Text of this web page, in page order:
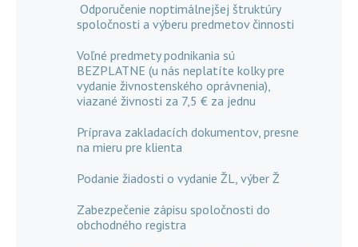
Odporučenie noptimálnejšej štruktúry
spoločnosti a výberu predmetov činnosti
Voľné predmety podnikania sú
BEZPLATNE (u nás neplatíte kolky pre
vydanie živnostenského oprávnenia),
viazané živnosti za 7,5 € za jednu
Príprava zakladacích dokumentov, presne
na mieru pre klienta
Podanie žiadosti o vydanie ŽL, výber Ž
Zabezpečenie zápisu spoločnosti do
obchodného registra